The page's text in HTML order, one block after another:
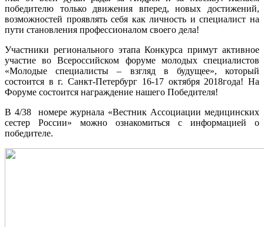
победителю только движения вперед, новых достижений,
возможностей проявлять себя как личность и специалист на
пути становления профессионалом своего дела!
Участники регионального этапа Конкурса примут активное
участие во Всероссийском форуме молодых специалистов
«Молодые специалисты – взгляд в будущее», который
состоится в г. Санкт-Петербург 16-17 октября 2018года! На
Форуме состоится награждение нашего Победителя!
В 4/38 номере журнала «Вестник Ассоциации медицинских
сестер России» можно ознакомиться с информацией о
победителе.